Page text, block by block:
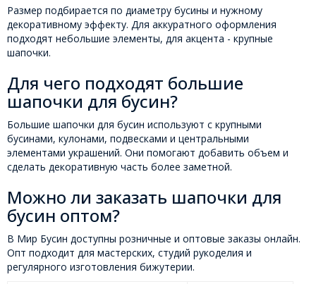
Размер подбирается по диаметру бусины и нужному
декоративному эффекту. Для аккуратного оформления
подходят небольшие элементы, для акцента - крупные
шапочки.
Для чего подходят большие
шапочки для бусин?
Большие шапочки для бусин используют с крупными
бусинами, кулонами, подвесками и центральными
элементами украшений. Они помогают добавить объем и
сделать декоративную часть более заметной.
Можно ли заказать шапочки для
бусин оптом?
В Мир Бусин доступны розничные и оптовые заказы онлайн.
Опт подходит для мастерских, студий рукоделия и
регулярного изготовления бижутерии.